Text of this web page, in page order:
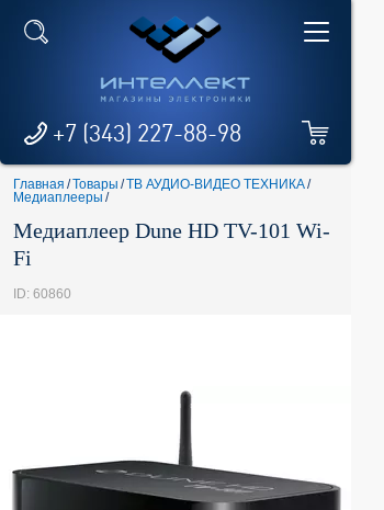
+7 (343) 227-88-98
Главная /Товары /ТВ АУДИО-ВИДЕО ТЕХНИКА/
Медиаплееры /
Медиаплеер Dune HD TV-101 Wi-
Fi
ID: 60860